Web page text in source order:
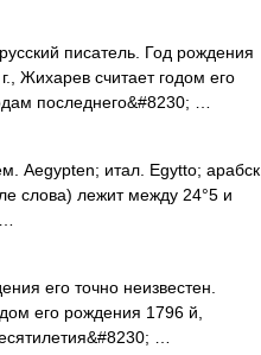
писатель. Год рождения
Жихарев считает годом его
последнего&#8230; …
Aegypten; итал. Egytto; арабск.
слова) лежит между 24°5 и
его точно неизвестен.
его рождения 1796 й,
…